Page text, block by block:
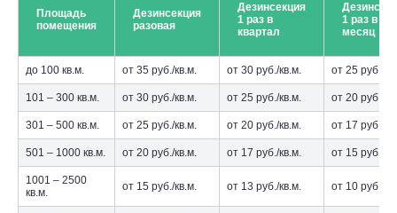
Площадь
помещения
Дезинсекция
разовая
Дезинсекция
1 раз в
квартал
1 раз в
месяц
до 100 кв.м. от 35 руб./кв.м. от 30 руб./кв.м. от 25 руб./
101 – 300 кв.м. от 30 руб./кв.м. от 25 руб./кв.м. от 20 руб./
301 – 500 кв.м. от 25 руб./кв.м. от 20 руб./кв.м. от 17 руб./
501 – 1000 кв.м. от 20 руб./кв.м. от 17 руб./кв.м. от 15 руб./
1001 – 2500
кв.м.
от 15 руб./кв.м. от 13 руб./кв.м. от 10 руб./